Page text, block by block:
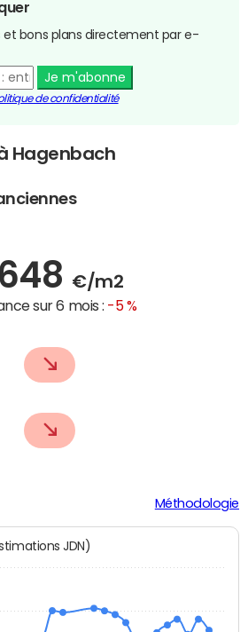
et bons plans directement par e-
Je m'abonne
de confidentialité
Hagenbach
€/m2
sur 6 mois : -5 %
Méthodologie
: estimations JDN)